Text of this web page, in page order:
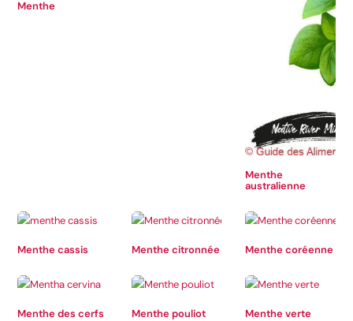
Menthe
Menthe
australienne
Menthe cassis Menthe citronnée Menthe coréenne
Menthe des cerfs Menthe pouliot Menthe verte